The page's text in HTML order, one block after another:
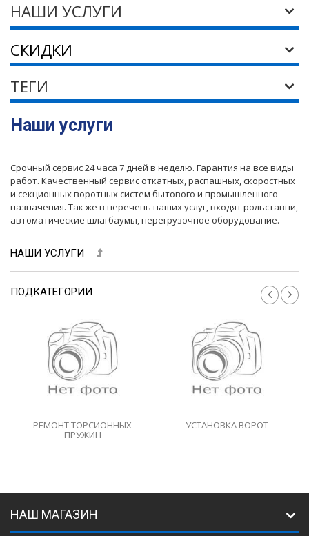
НАШИ УСЛУГИ
СКИДКИ
ТЕГИ
Наши услуги
Срочный сервис 24 часа 7 дней в неделю. Гарантия на все виды
работ. Качественный сервис откатных, распашных, скоростных
и секционных воротных систем бытового и промышленного
назначения. Так же в перечень наших услуг, входят рольставни,
автоматические шлагбаумы, перегрузочное оборудование.
НАШИ УСЛУГИ
ПОДКАТЕГОРИИ
РЕМОНТ ТОРСИОННЫХ
ПРУЖИН
УСТАНОВКА ВОРОТ
НАШ МАГАЗИН